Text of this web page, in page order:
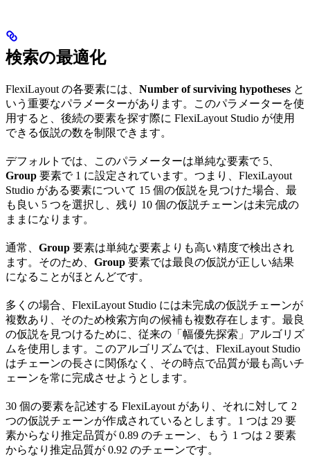
検索の最適化
FlexiLayout の各要素には、 Number of surviving hypotheses と
いう重要なパラメーターがあります。このパラメーターを使
用すると、後続の要素を探す際に FlexiLayout Studio が使用
できる仮説の数を制限できます。
デフォルトでは、このパラメーターは単純な要素で 5、
Group 要素で 1 に設定されています。つまり、FlexiLayout
Studio がある要素について 15 個の仮説を見つけた場合、最
も良い 5 つを選択し、残り 10 個の仮説チェーンは未完成の
ままになります。
通常、 Group 要素は単純な要素よりも高い精度で検出され
ます。そのため、 Group 要素では最良の仮説が正しい結果
になることがほとんどです。
多くの場合、FlexiLayout Studio には未完成の仮説チェーンが
複数あり、そのため検索方向の候補も複数存在します。最良
の仮説を見つけるために、従来の「幅優先探索」アルゴリズ
ムを使用します。このアルゴリズムでは、FlexiLayout Studio
はチェーンの長さに関係なく、その時点で品質が最も高いチ
ェーンを常に完成させようとします。
30 個の要素を記述する FlexiLayout があり、それに対して 2
つの仮説チェーンが作成されているとします。1 つは 29 要
素からなり推定品質が 0.89 のチェーン、もう 1 つは 2 要素
からなり推定品質が 0.92 のチェーンです。